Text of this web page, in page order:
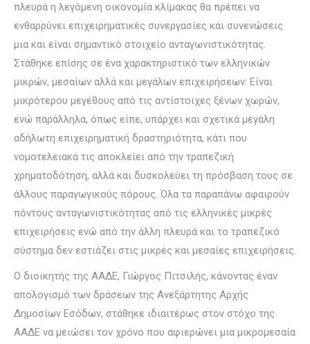
πλευρά η λεγόμενη οικονομία κλίμακας θα πρέπει να
ενθαρρύνει επιχειρηματικές συνεργασίες και συνενώσεις
μια και είναι σημαντικό στοιχείο ανταγωνιστικότητας.
Στάθηκε επίσης σε ένα χαρακτηριστικό των ελληνικών
μικρών, μεσαίων αλλά και μεγάλων επιχειρήσεων: Είναι
μικρότερου μεγέθους από τις αντίστοιχες ξένων χωρών,
ενώ παράλληλα, όπως είπε, υπάρχει και σχετικά μεγάλη
αδήλωτη επιχειρηματική δραστηριότητα, κάτι που
νομοτελειακά τις αποκλείει από την τραπεζική
χρηματοδότηση, αλλά και δυσκολεύει τη πρόσβαση τους σε
άλλους παραγωγικούς πόρους. Όλα τα παραπάνω αφαιρούν
πόντους ανταγωνιστικότητας από τις ελληνικές μικρές
επιχειρήσεις ενώ από την άλλη πλευρά και το τραπεζικό
σύστημα δεν εστιάζει στις μικρές και μεσαίες επιχειρήσεις.
Ο διοικητής της ΑΑΔΕ, Γιώργος Πιτσιλής, κάνοντας έναν
απολογισμό των δράσεων της Ανεξάρτητης Αρχής
Δημοσίων Εσόδων, στάθηκε ιδιαιτέρως στον στόχο της
ΑΑΔΕ να μειώσει τον χρόνο που αφιερώνει μια μικρομεσαία